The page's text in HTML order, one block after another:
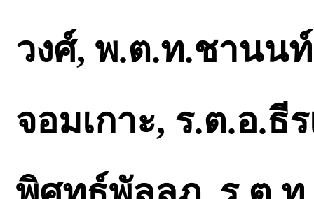
วงศ์, พ.ต.ท.ชานน
จอมเกาะ, ร.ต.อ.ธี